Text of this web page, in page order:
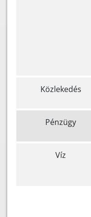
Közlekedés
Pénzügy
Víz